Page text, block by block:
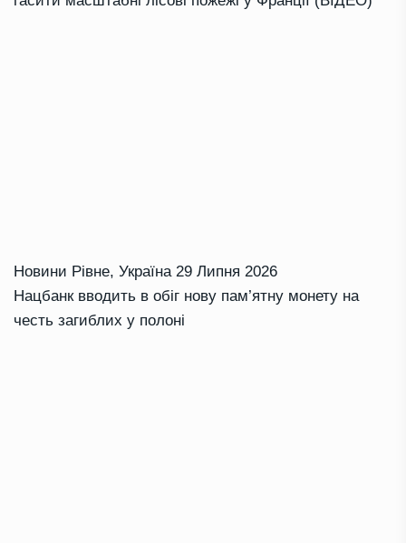
Новини Рівне, Україна 29 Липня 2026
Нацбанк вводить в обіг нову пам’ятну монету на
честь загиблих у полоні